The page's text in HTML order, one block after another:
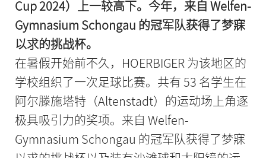
Cup 2024）上一较高下。今年，来自 Welfen-
Gymnasium Schongau 的冠军队获得了梦寐
以求的挑战杯。
在暑假开始前不久，HOERBIGER 为该地区的
学校组织了一次足球比赛。共有 53 名学生在
阿尔滕施塔特（Altenstadt）的运动场上角逐
极具吸引力的奖项。来自 Welfen-
Gymnasium Schongau 的冠军队获得了梦寐